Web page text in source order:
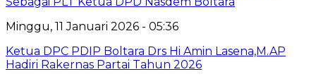
Minggu, 11 Januari 2026 - 05:36
Ketua DPC PDIP Boltara Drs Hi Amin Lasena,M.AP
Hadiri Rakernas Partai Tahun 2026